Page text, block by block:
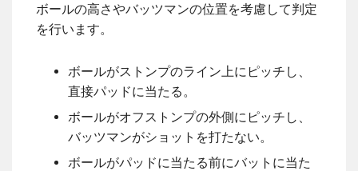
ボールの高さやバッツマンの位置を考慮して判定
を行います。
ボールがストンプのライン上にピッチし、
直接パッドに当たる。
ボールがオフストンプの外側にピッチし、
バッツマンがショットを打たない。
ボールがパッドに当たる前にバットに当た